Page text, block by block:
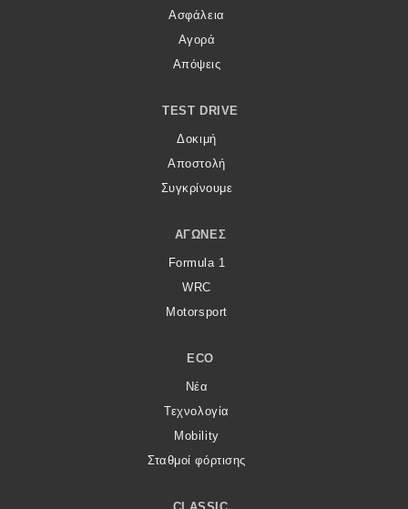
Ασφάλεια
Αγορά
Απόψεις
TEST DRIVE
Δοκιμή
Αποστολή
Συγκρίνουμε
ΑΓΏΝΕΣ
Formula 1
WRC
Motorsport
ECO
Νέα
Τεχνολογία
Mobility
Σταθμοί φόρτισης